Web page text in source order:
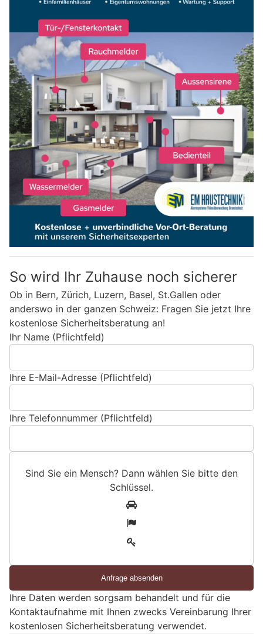
So wird Ihr Zuhause noch sicherer
Ob in Bern, Zürich, Luzern, Basel, St.Gallen oder
anderswo in der ganzen Schweiz: Fragen Sie jetzt Ihre
kostenlose Sicherheitsberatung an!
Ihr Name (Pflichtfeld)
Ihre E-Mail-Adresse (Pflichtfeld)
Ihre Telefonnummer (Pflichtfeld)
Sind Sie ein Mensch? Dann wählen Sie bitte den
Schlüssel.
e
i
n
Ihre Daten werden sorgsam behandelt und für die
Kontaktaufnahme mit Ihnen zwecks Vereinbarung Ihrer
kostenlosen Sicherheitsberatung verwendet.